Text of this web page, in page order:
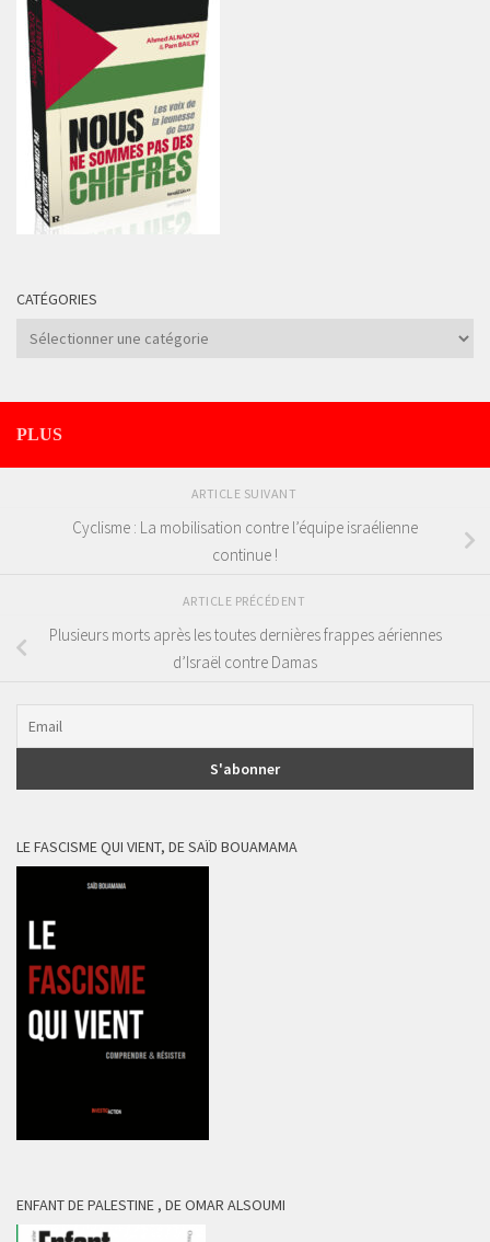
CATÉGORIES
Catégories
PLUS
ARTICLE SUIVANT
Cyclisme : La mobilisation contre l’équipe israélienne
continue !
ARTICLE PRÉCÉDENT
Plusieurs morts après les toutes dernières frappes aériennes
d’Israël contre Damas
LE FASCISME QUI VIENT, DE SAÏD BOUAMAMA
ENFANT DE PALESTINE , DE OMAR ALSOUMI